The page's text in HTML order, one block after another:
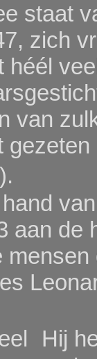
staat
zich
héél
van
aan de
Hij